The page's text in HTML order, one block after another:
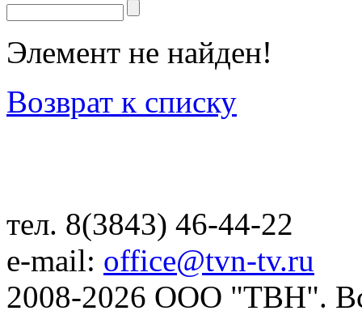
Элемент не найден!
Возврат к списку
тел. 8(3843) 46-44-22
e-mail: office@tvn-tv.ru
2008-2026 ООО "ТВН".